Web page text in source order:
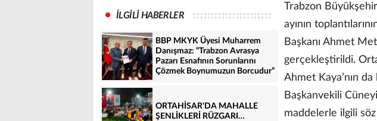
İLGİLİ HABERLER
BBP MKYK Üyesi Muharrem
Danışmaz: “Trabzon Avrasya
Pazarı Esnafının Sorunlarını
Çözmek Boynumuzun Borcudur”
ORTAHİSAR'DA MAHALLE
ŞENLİKLERİ RÜZGARI…
Trabzon
ayının
Başkanı Ahmet
gerçekleştirildi.
Ahmet Kaya’nın da
Başkanvekili
maddelerle ilgili